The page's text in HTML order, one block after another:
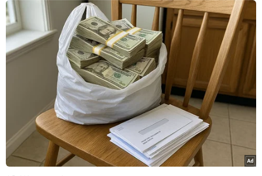
cần khoảng 450.000m3, năm 2025 cần hơn
182.500m3 và năm 2026 cần hơn 92.500m3.
Đến nay, theo báo cáo từ các đơn vị thi công
phần lớn các đơn vị đã chủ động được nguồn
cát để phục vụ thi công dự án.
Riêng tại gói thầu XL1 (xây dựng tuyến chính
cao tốc thuộc phân đoạn Km85+200-Km88+766)
cần số lượng cát san lấp lớn nhất, các nhà cung
cấp đã cam kết cung cấp khoảng 60% khối
lượng, đơn vị thi công vẫn đang nổ lực tìm